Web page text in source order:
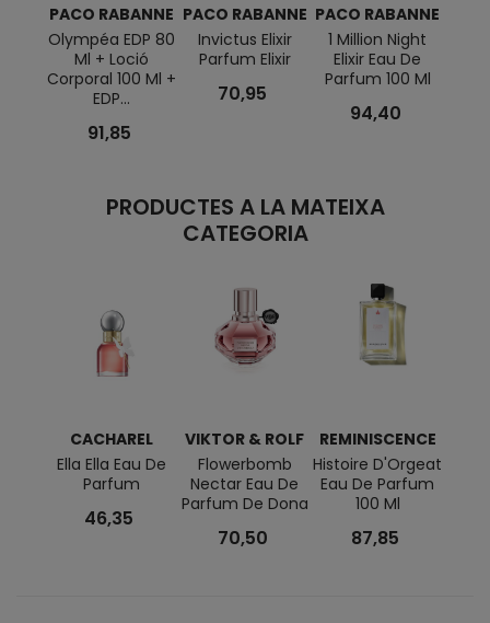
PACO RABANNE
Olympéa EDP 80
Ml + Loció
Corporal 100 Ml +
EDP...
91,85
PACO RABANNE
Invictus Elixir
Parfum Elixir
70,95
PACO RABANNE
1 Million Night
Elixir Eau De
Parfum 100 Ml
94,40
PRODUCTES A LA MATEIXA
CATEGORIA
CACHAREL
Ella Ella Eau De
Parfum
46,35
VIKTOR & ROLF
Flowerbomb
Nectar Eau De
Parfum De Dona
70,50
REMINISCENCE
Histoire D'Orgeat
Eau De Parfum
100 Ml
87,85